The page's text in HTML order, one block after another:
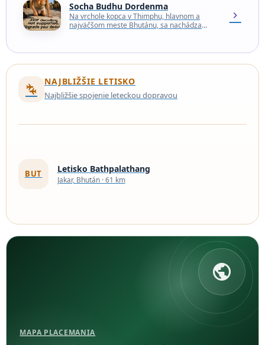
Socha Budhu Dordenma
Na vrchole kopca v Thimphu, hlavnom a
najväčšom meste Bhutánu, sa nachádza
chevron_right
connecting_airports
NAJBLIŽŠIE LETISKO
Najbližšie spojenie leteckou dopravou
BUT Letisko Bathpalathang
Jakar, Bhután · 61 km
public
MAPA PLACEMANIA